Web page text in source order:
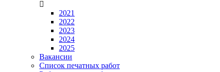
2021
2022
2023
2024
2025
Вакансии
Список печатных работ